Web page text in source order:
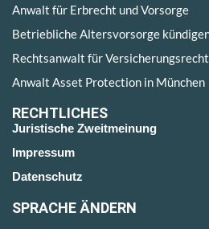
Anwalt für Erbrecht und Vorsorge
Betriebliche Altersvorsorge
Rechtsanwalt für
Anwalt Asset Protection in München
RECHTLICHES
Juristische Zweitmeinung
Impressum
Datenschutz
SPRACHE ÄNDERN